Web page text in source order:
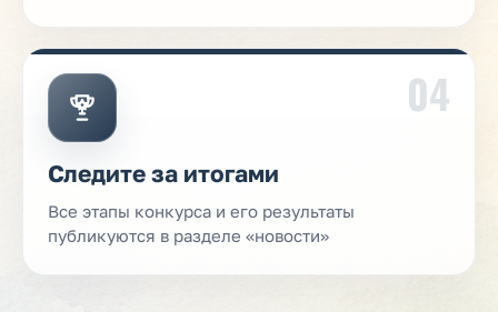
04
Следите за итогами
Все этапы конкурса и его результаты
публикуются в разделе «новости»